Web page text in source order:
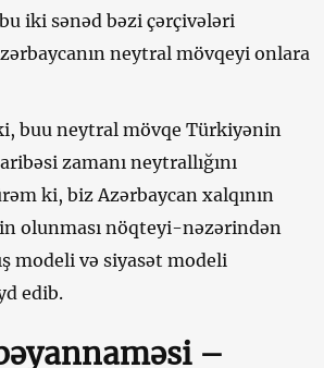
iki sənəd bəzi çərçivələri
neytral mövqeyi onlara
buu neytral mövqe Türkiyənin
zamanı neytrallığını
ki, biz Azərbaycan xalqının
olunması nöqteyi-nəzərindən
modeli və siyasət modeli
edib.
–